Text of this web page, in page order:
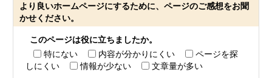
より良いホームページにするために、ページのご感想をお聞
かせください。
このページは役に立ちましたか。
特にない
内容が分かりにくい
ページを探
しにくい
情報が少ない 文章量が多い